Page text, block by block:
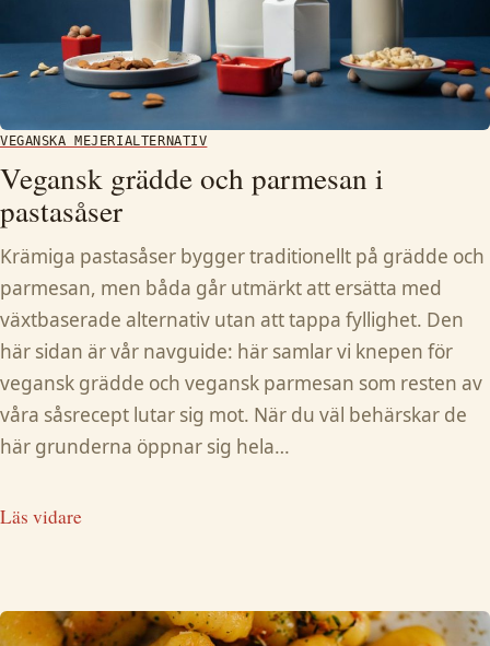
VEGANSKA MEJERIALTERNATIV
Vegansk grädde och parmesan i
pastasåser
Krämiga pastasåser bygger traditionellt på grädde och
parmesan, men båda går utmärkt att ersätta med
växtbaserade alternativ utan att tappa fyllighet. Den
här sidan är vår navguide: här samlar vi knepen för
vegansk grädde och vegansk parmesan som resten av
våra såsrecept lutar sig mot. När du väl behärskar de
här grunderna öppnar sig hela…
Läs vidare